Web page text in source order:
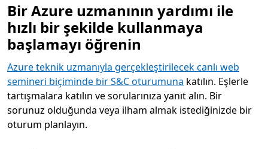
Bir Azure uzmanının yardımı ile
hızlı bir şekilde kullanmaya
başlamayı öğrenin
Azure teknik uzmanıyla gerçekleştirilecek canlı web
semineri biçiminde bir S&C oturumuna katılın. Eşlerle
tartışmalara katılın ve sorularınıza yanıt alın. Bir
sorunuz olduğunda veya ilham almak istediğinizde bir
oturum planlayın.